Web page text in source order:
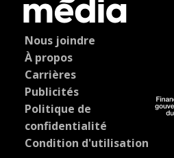
Nous joindre
À propos
Carrières
Publicités
Politique de
confidentialité
Condition d'utilisation